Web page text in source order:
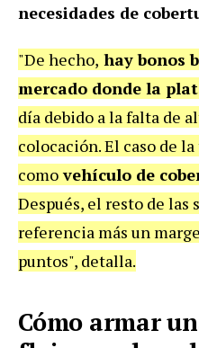
necesidades de
"De hecho, hay bonos
mercado donde la
día debido a la falta de
colocación. El caso de
comovehículo de
Después, el resto de las
referencia más un
puntos", detalla.
Cómo armar